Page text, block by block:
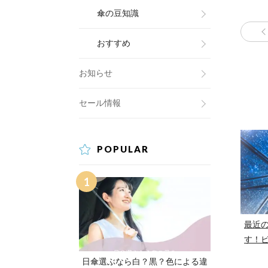
最近
す！
傘の豆知識
おすすめ
お知らせ
セール情報
POPULAR
日傘選ぶなら白？黒？色による違